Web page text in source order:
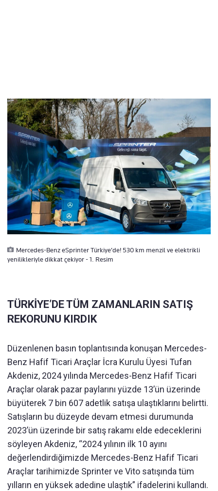
Mercedes-Benz eSprinter Türkiye’de! 530 km menzil ve elektrikli
yenilikleriyle dikkat çekiyor - 1. Resim
TÜRKİYE’DE TÜM ZAMANLARIN SATIŞ
REKORUNU KIRDIK
Düzenlenen basın toplantısında konuşan Mercedes-
Benz Hafif Ticari Araçlar İcra Kurulu Üyesi Tufan
Akdeniz, 2024 yılında Mercedes-Benz Hafif Ticari
Araçlar olarak pazar paylarını yüzde 13’ün üzerinde
büyüterek 7 bin 607 adetlik satışa ulaştıklarını belirtti.
Satışların bu düzeyde devam etmesi durumunda
2023’ün üzerinde bir satış rakamı elde edeceklerini
söyleyen Akdeniz, “2024 yılının ilk 10 ayını
değerlendirdiğimizde Mercedes-Benz Hafif Ticari
Araçlar tarihimizde Sprinter ve Vito satışında tüm
yılların en yüksek adedine ulaştık” ifadelerini kullandı.